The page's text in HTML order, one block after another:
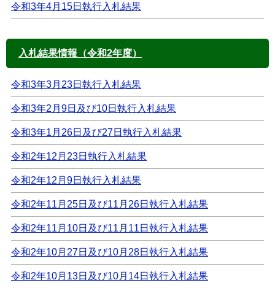
令和3年4月15日執行入札結果
入札結果情報（令和2年度）
令和3年3月23日執行入札結果
令和3年2月9日及び10日執行入札結果
令和3年1月26日及び27日執行入札結果
令和2年12月23日執行入札結果
令和2年12月9日執行入札結果
令和2年11月25日及び11月26日執行入札結果
令和2年11月10日及び11月11日執行入札結果
令和2年10月27日及び10月28日執行入札結果
令和2年10月13日及び10月14日執行入札結果